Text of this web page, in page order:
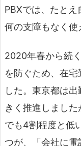
PBXでは、たと
何の支障もなく使
2020年春から続
を防ぐため、在
した。東京都は
きく推進しまし
でも4割程度と低
つが、「会社に電